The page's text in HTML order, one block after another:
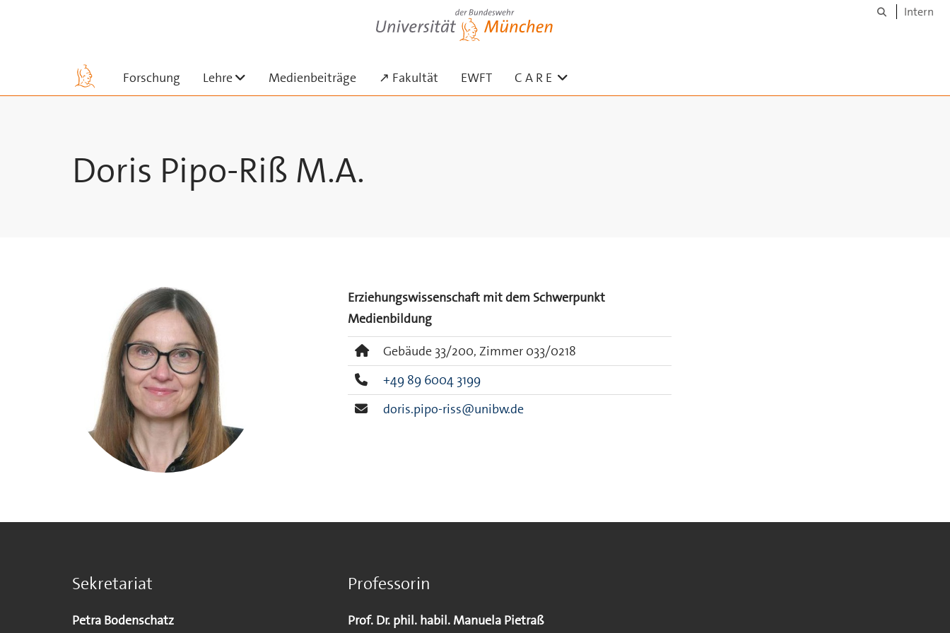
Intern
Forschung Lehre Untermenü ausklappen
Medienbeiträge ↗ Fakultät EWFT C A R E
Doris Pipo-Riß M.A.
Erziehungswissenschaft mit dem Schwerpunkt
Medienbildung
Gebäude 33/200, Zimmer 033/0218
+49 89 6004 3199
doris.pipo-riss@unibw.de
Sekretariat
Petra Bodenschatz
Professorin
Prof. Dr. phil. habil. Manuela Pietraß